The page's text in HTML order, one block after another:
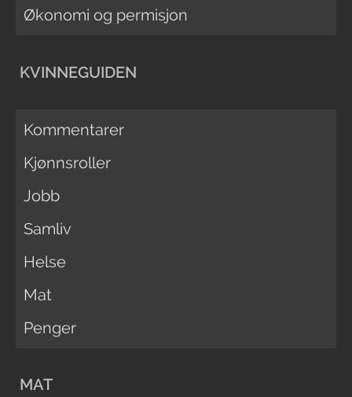
Økonomi og permisjon
KVINNEGUIDEN
Kommentarer
Kjønnsroller
Jobb
Samliv
Helse
Mat
Penger
MAT